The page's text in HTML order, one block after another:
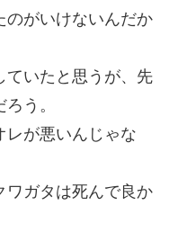
のがいけないんだか
ていたと思うが、先
う。
レが悪いんじゃな
ワガタは死んで良か